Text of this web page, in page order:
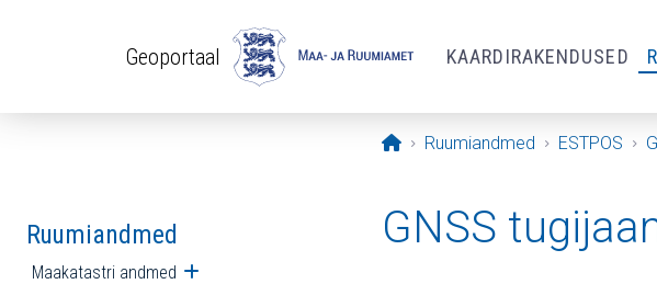
Geoportaal KAARDIRAKENDUSED
Avaleht
Ruumiandmed ESTPOS
Ruumiandmed
Maakatastri andmed Ava alammenüü
GNSS